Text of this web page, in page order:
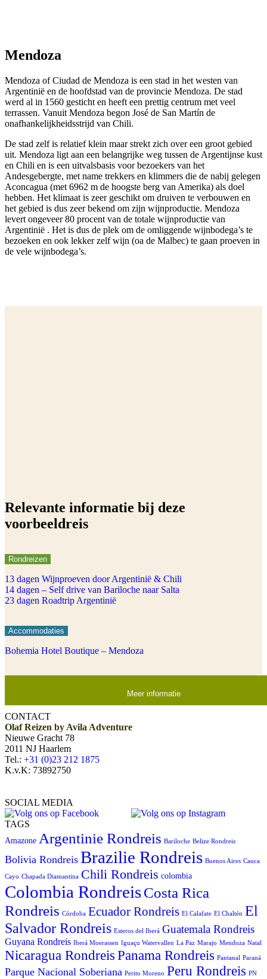
Mendoza
Mendoza of Ciudad de Mendoza is een stad in het westen van
Argentinië en de hoofdstad van de provincie Mendoza. De stad
werd al in 1560 gesticht en heeft een prettig centrum met veel
terrassen. Vanuit Mendoza begon José de San Martín de
onafhankelijkheidsstrijd van Chili.
De stad zelf is relatief klein maar strekt zich over een groot gebied
uit. Mendoza ligt aan een belangrijke weg tussen de Argentijnse kust
en Chili en is een uitvalsbasis voor bezoekers van het
Andesgebergte, met name trekkers en klimmers die de nabij gelegen
Aconcagua (met 6962 m de hoogste berg van Amerika) als doel
hebben. Het klimaat is zeer geschikt om druiven te verbouwen en
het gebied is dus zeer bekend om zijn wijnproductie. Mendoza
levert ongeveer 80 procent van de totale wijnproductie van
Argentinië . Het is dus de plek om de omliggende wijnbodega’s te
bezoeken en ook lekker zelf wijn (oa de Malbec) te gaan proeven in
de vele wijnbodega’s.
Relevante informatie bij deze
voorbeeldreis
Rondreizen
13 dagen Wijnproeven door Argentinië & Chili
14 dagen – Self drive van Bariloche naar Salta
23 dagen Roadtrip Argentinië
Accommodaties
Bohemia Hotel Boutique – Mendoza
Meer informatie
CONTACT
Olaf Reizen by Avila Adventure
Nieuwe Gracht 78
2011 NJ Haarlem
Tel.: +31 (0)23 212 1875
K.v.K: 73892750
SOCIAL MEDIA
TAGS
Amazone Argentinie Rondreis Bariloche Belize Rondreis
Bolivia Rondreis Brazilie Rondreis Buenos Aires Cauca
Cayo Chapada Diamantina Chili Rondreis colombia
Colombia RondreisCosta Rica
Rondreis Córdoba Ecuador Rondreis El Calafate El Chaltén El
Salvador Rondreis Esteros del Iberá Guatemala Rondreis
Guyana Rondreis Iberá Moerassen Iguaçu Watervallen La Paz Marajo Mendoza Natal
Nicaragua Rondreis Panama Rondreis Pantanal Paraná
Parque Nacional Soberiana Perito Moreno Peru Rondreis PN